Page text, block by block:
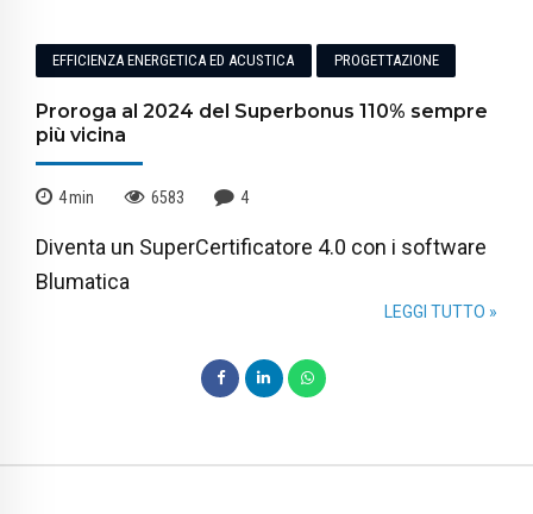
EFFICIENZA ENERGETICA ED ACUSTICA PROGETTAZIONE
Proroga al 2024 del Superbonus 110% sempre
più vicina
4min 6583 4
Diventa un SuperCertificatore 4.0 con i software
Blumatica
LEGGI TUTTO »